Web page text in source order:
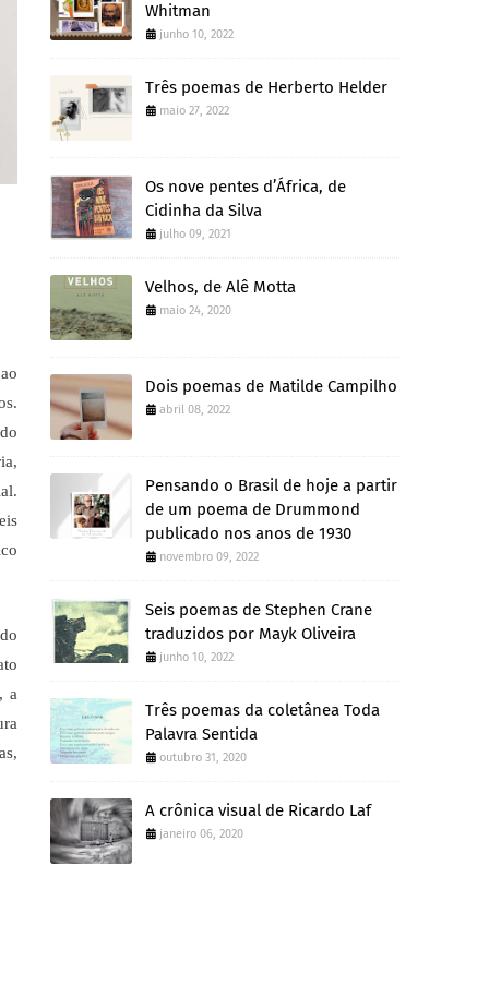
a
Whitman
junho 10, 2022
Três poemas de Herberto Helder
maio 27, 2022
Os nove pentes d’África, de
Cidinha da Silva
julho 09, 2021
Velhos, de Alê Motta
maio 24, 2020
Dois poemas de Matilde Campilho
abril 08, 2022
Pensando o Brasil de hoje a partir
de um poema de Drummond
publicado nos anos de 1930
novembro 09, 2022
Seis poemas de Stephen Crane
traduzidos por Mayk Oliveira
junho 10, 2022
Três poemas da coletânea Toda
Palavra Sentida
outubro 31, 2020
A crônica visual de Ricardo Laf
janeiro 06, 2020